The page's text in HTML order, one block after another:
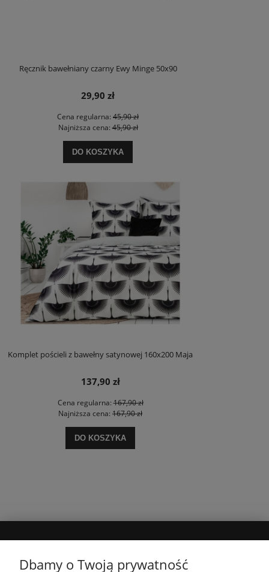
Ręcznik bawełniany czarny Ewy Minge 50x90
29,90 zł
Cena regularna: 45,90 zł
Najniższa cena:45,90 zł
DO KOSZYKA
Komplet pościeli z bawełny satynowej 160x200 Maja
137,90 zł
Cena regularna:167,90 zł
Najniższa cena: 167,90 zł
DO KOSZYKA
Dbamy o Twoją prywatność